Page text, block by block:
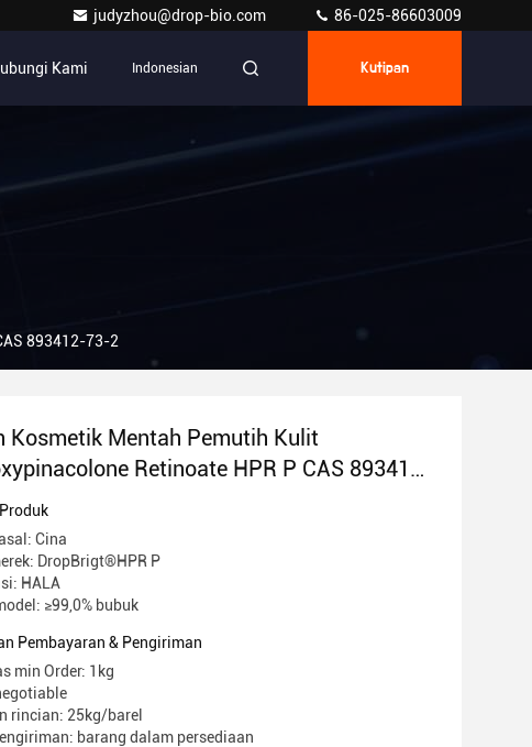
judyzhou@drop-bio.com 86-025-86603009
Kami Indonesian Kutipan
893412-73-2
Kosmetik Mentah Pemutih Kulit
Retinoate HPR P CAS 893412-
Cina
DropBrigt®HPR P
HALA
≥99,0% bubuk
Pembayaran & Pengiriman
min Order: 1kg
rincian: 25kg/barel
barang dalam persediaan